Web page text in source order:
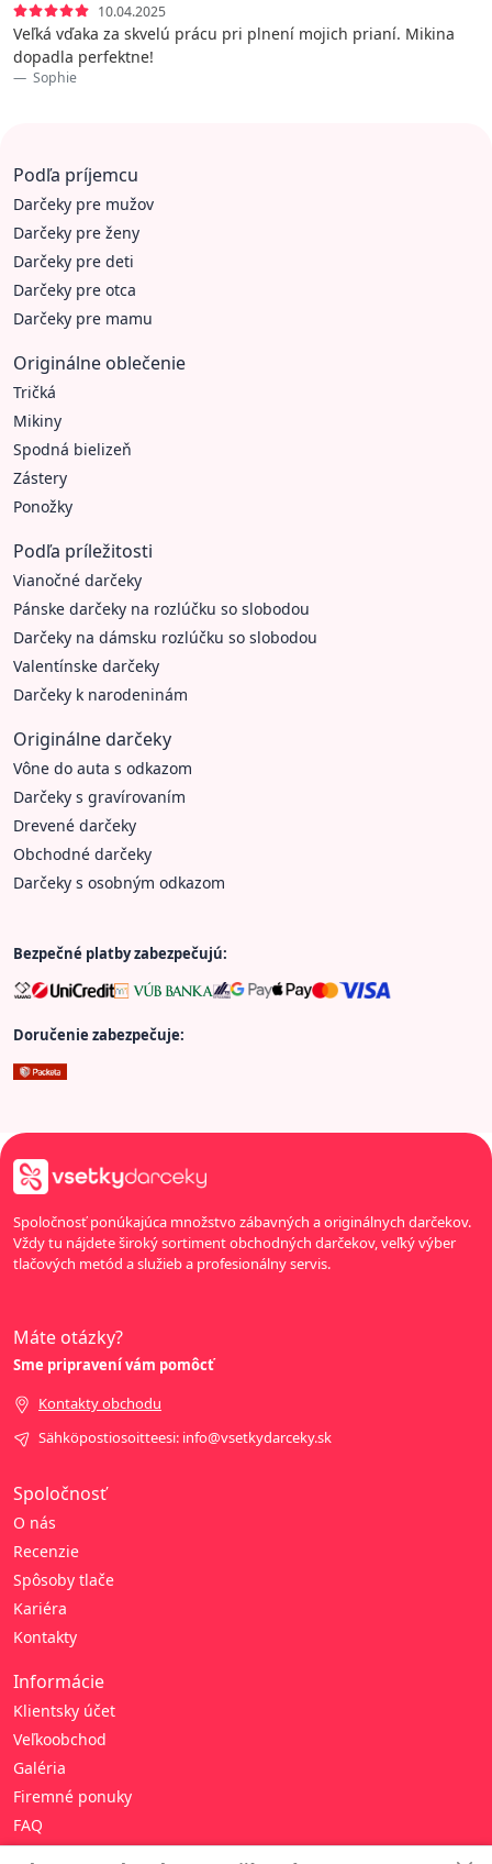
10.04.2025
Veľká vďaka za skvelú prácu pri plnení mojich prianí. Mikina
dopadla perfektne!
Sophie
Podľa príjemcu
Darčeky pre mužov
Darčeky pre ženy
Darčeky pre deti
Darčeky pre otca
Darčeky pre mamu
Originálne oblečenie
Tričká
Mikiny
Spodná bielizeň
Zástery
Ponožky
Podľa príležitosti
Vianočné darčeky
Pánske darčeky na rozlúčku so slobodou
Darčeky na dámsku rozlúčku so slobodou
Valentínske darčeky
Darčeky k narodeninám
Originálne darčeky
Vône do auta s odkazom
Darčeky s gravírovaním
Drevené darčeky
Obchodné darčeky
Darčeky s osobným odkazom
Bezpečné platby zabezpečujú:
Doručenie zabezpečuje:
Spoločnosť ponúkajúca množstvo zábavných a originálnych darčekov.
Vždy tu nájdete široký sortiment obchodných darčekov, veľký výber
tlačových metód a služieb a profesionálny servis.
Spoločnosť
O nás
Recenzie
Spôsoby tlače
Kariéra
Kontakty
Informácie
Klientsky účet
Veľkoobchod
Galéria
Firemné ponuky
FAQ
Máte otázky?
Sme pripravení vám pomôcť
Kontakty obchodu
Sähköpostiosoitteesi: info@vsetkydarceky.sk